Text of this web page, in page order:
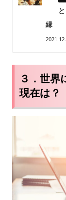
縁
３．世界
現在は？